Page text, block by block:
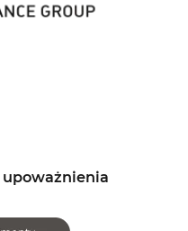
upoważnienia